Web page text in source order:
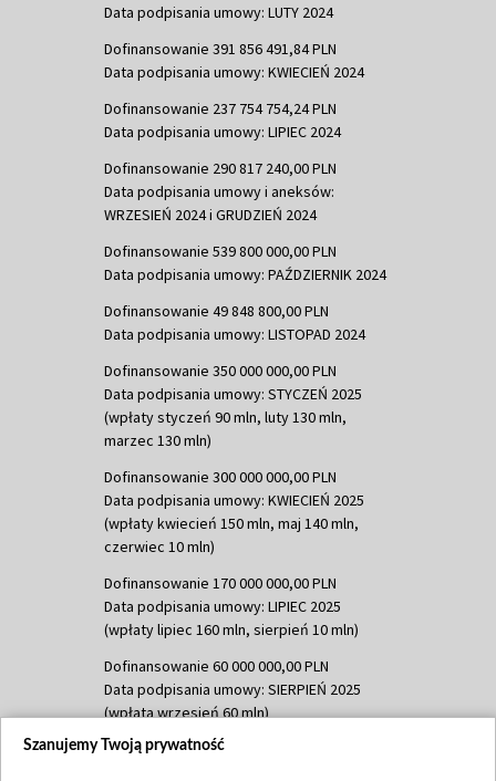
Data podpisania umowy: LUTY 2024
Dofinansowanie 391 856 491,84 PLN
Data podpisania umowy: KWIECIEŃ 2024
Dofinansowanie 237 754 754,24 PLN
Data podpisania umowy: LIPIEC 2024
Dofinansowanie 290 817 240,00 PLN
Data podpisania umowy i aneksów:
WRZESIEŃ 2024 i GRUDZIEŃ 2024
Dofinansowanie 539 800 000,00 PLN
Data podpisania umowy: PAŹDZIERNIK 2024
Dofinansowanie 49 848 800,00 PLN
Data podpisania umowy: LISTOPAD 2024
Dofinansowanie 350 000 000,00 PLN
Data podpisania umowy: STYCZEŃ 2025
(wpłaty styczeń 90 mln, luty 130 mln,
marzec 130 mln)
Dofinansowanie 300 000 000,00 PLN
Data podpisania umowy: KWIECIEŃ 2025
(wpłaty kwiecień 150 mln, maj 140 mln,
czerwiec 10 mln)
Dofinansowanie 170 000 000,00 PLN
Data podpisania umowy: LIPIEC 2025
(wpłaty lipiec 160 mln, sierpień 10 mln)
Dofinansowanie 60 000 000,00 PLN
Data podpisania umowy: SIERPIEŃ 2025
(wpłata wrzesień 60 mln)
Dofinansowanie 635 783 051,21 PLN
Szanujemy Twoją prywatność